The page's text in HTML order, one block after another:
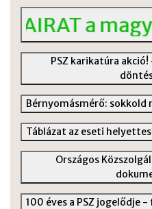
a magyar
PSZ karikatúra
Bérnyomásmérő: sokkold
Táblázat az eseti
Országos
100 éves a PSZ jogelődje